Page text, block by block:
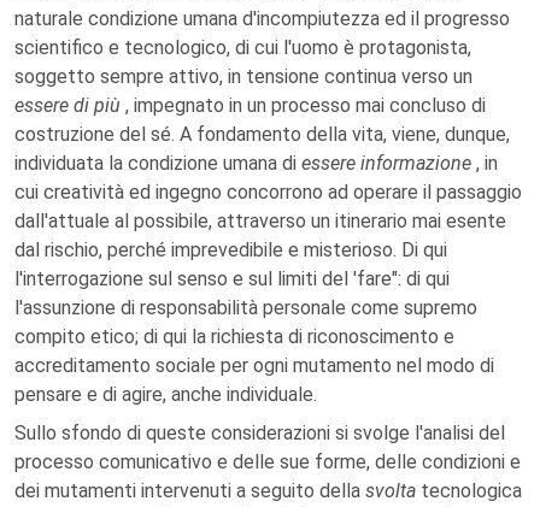
naturale condizione umana d'incompiutezza ed il progresso
scientifico e tecnologico, di cui l'uomo è protagonista,
soggetto sempre attivo, in tensione continua verso un
essere di più , impegnato in un processo mai concluso di
costruzione del sé. A fondamento della vita, viene, dunque,
individuata la condizione umana di essere informazione , in
cui creatività ed ingegno concorrono ad operare il passaggio
dall'attuale al possibile, attraverso un itinerario mai esente
dal rischio, perché imprevedibile e misterioso. Di qui
l'interrogazione sul senso e sul limiti del 'fare": di qui
l'assunzione di responsabilità personale come supremo
compito etico; di qui la richiesta di riconoscimento e
accreditamento sociale per ogni mutamento nel modo di
pensare e di agire, anche individuale.
Sullo sfondo di queste considerazioni si svolge l'analisi del
processo comunicativo e delle sue forme, delle condizioni e
dei mutamenti intervenuti a seguito della svolta tecnologica